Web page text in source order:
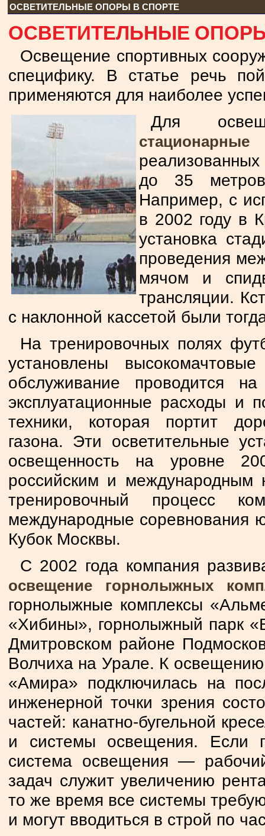
ОСВЕТИТЕЛЬНЫЕ ОПОРЫ В СПОРТЕ
ОСВЕТИТЕЛЬНЫЕ
Освещение спортивных
специфику. В статье речь
применяются для наиболее
Для
до 35
Например, с
в 2002 году в
установка
проведения
мячом и
трансляции.
с наклонной кассетой были
На тренировочных полях
установлены
обслуживание проводится
эксплуатационные расходы и
техники, которая портит
газона. Эти осветительные
освещенность на уровне
российским и международным
тренировочный процесс
международные соревнования
Кубок Москвы.
С 2002 года компания
освещение горнолыжных
горнолыжные комплексы
«Хибины», горнолыжный парк
Дмитровском районе
Волчиха на Урале. К
«Амира» подключилась на
инженерной точки зрения
частей: канатно-бугельной
и системы освещения. Если
система освещения —
задач служит увеличению
то же время все системы
и могут вводиться в строй по